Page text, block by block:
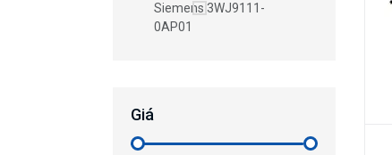
Siemens 3WJ9111-
0AP01
Giá